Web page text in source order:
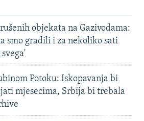
objekata na Gazivodama:
smo gradili i za nekoliko sati
Potoku: Iskopavanja bi
mjesecima, Srbija bi trebala